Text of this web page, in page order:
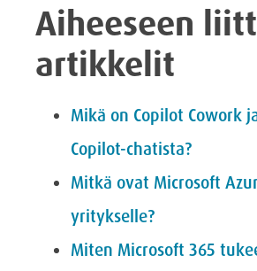
Aiheeseen
artikkelit
Mikä on Copilot Cowork
Copilot-chatista?
Mitkä ovat Microsoft
yritykselle?
Miten Microsoft 365